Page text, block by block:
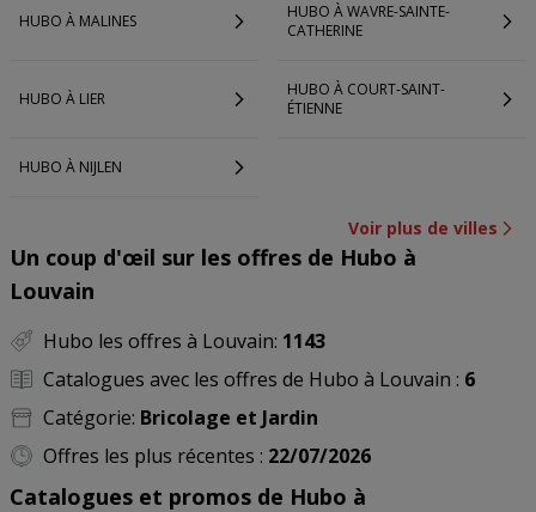
HUBO À MALINES
HUBO À WAVRE-SAINTE-
CATHERINE
HUBO À LIER
HUBO À COURT-SAINT-
ÉTIENNE
HUBO À NIJLEN
Voir plus de villes
Un coup d'œil sur les offres de Hubo à
Louvain
Hubo les offres à Louvain: 1143
Catalogues avec les offres de Hubo à Louvain : 6
Catégorie: Bricolage et Jardin
Offres les plus récentes : 22/07/2026
Catalogues et promos de Hubo à